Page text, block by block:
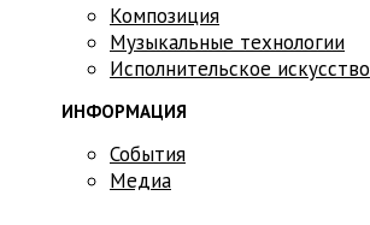
Композиция
Музыкальные технологии
Исполнительское искусство
ИНФОРМАЦИЯ
События
Медиа